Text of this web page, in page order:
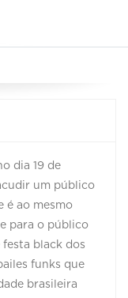
dia 19 de
um público
é ao mesmo
para o público
black dos
funks que
brasileira